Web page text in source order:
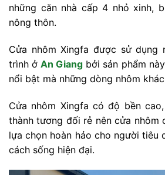
những căn nhà cấp 4 nhỏ xinh,
nông thôn.
Cửa nhôm Xingfa được sử dụng
trình ởAn Giang bởi sản phẩm
nổi bật mà những dòng nhôm
Cửa nhôm Xingfa có độ bền
thành tương đối rẻ nên cửa nhôm
lựa chọn hoàn hảo cho người tiêu
cách sống hiện đại.